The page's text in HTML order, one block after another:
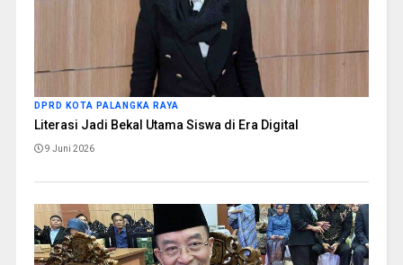
DPRD KOTA PALANGKA RAYA
Literasi Jadi Bekal Utama Siswa di Era Digital
9 Juni 2026